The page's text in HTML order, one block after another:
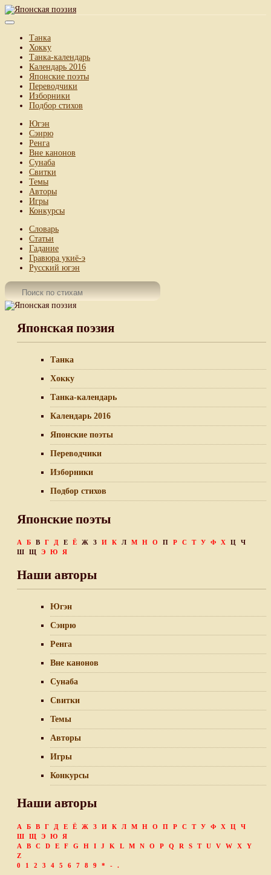
Танка
Хокку
Танка-календарь
Календарь 2016
Японские поэты
Переводчики
Изборники
Подбор стихов
Югэн
Сэнрю
Ренга
Вне канонов
Сунаба
Свитки
Темы
Авторы
Игры
Конкурсы
Словарь
Статьи
Гадание
Гравюра укиё-э
Русский югэн
Японская поэзия
Танка
Хокку
Танка-календарь
Календарь 2016
Японские поэты
Переводчики
Изборники
Подбор стихов
Японские поэты
А Б В Г Д Е Ё Ж З И К Л М Н О П Р С Т У Ф Х Ц
Ч
Ш
Щ Э Ю Я
Наши авторы
Югэн
Сэнрю
Ренга
Вне канонов
Сунаба
Свитки
Темы
Авторы
Игры
Конкурсы
Наши авторы
А Б В Г Д Е Ё Ж З И К Л М Н О П Р С Т У Ф Х Ц
Ч
Ш
Щ Э Ю
Я
A
B C D E F G H I J K L M N O P Q R S T U V W X
Y
Z
0
1 2 3 4 5 6 7 8 9 * - .